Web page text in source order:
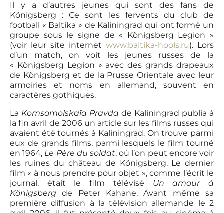
Il y a d’autres jeunes qui sont des fans de
Königsberg : Ce sont les fervents du club de
football « Baltika » de Kaliningrad qui ont formé un
groupe sous le signe de « Königsberg Legion »
(voir leur site internet www.baltika-hools.ru). Lors
d’un match, on voit les jeunes russes de la
« Königsberg Legion » avec des grands drapeaux
de Königsberg et de la Prusse Orientale avec leur
armoiries et noms en allemand, souvent en
caractères gothiques.
La Komsomolskaïa Pravda de Kaliningrad publia à
la fin avril de 2006 un article sur les films russes qui
avaient été tournés à Kaliningrad. On trouve parmi
eux de grands films, parmi lesquels le film tourné
en 1964, Le Père du soldat, où l’on peut encore voir
les ruines du château de Königsberg. Le dernier
film « à nous prendre pour objet », comme l’écrit le
journal, était le film télévisé Un amour à
Königsberg de Peter Kahane. Avant même sa
première diffusion à la télévision allemande le 2